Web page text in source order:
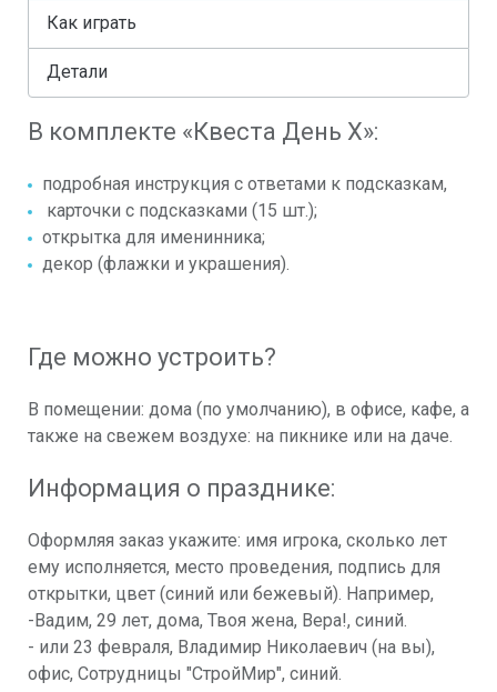
Как играть
Детали
В комплекте «Квеста День Х»:
подробная инструкция с ответами к подсказкам,
карточки с подсказками (15 шт.);
открытка для именинника;
декор (флажки и украшения).
Где можно устроить?
В помещении: дома (по умолчанию), в офисе, кафе, а
также на свежем воздухе: на пикнике или на даче.
Информация о празднике:
Оформляя заказ укажите: имя игрока, сколько лет
ему исполняется, место проведения, подпись для
открытки, цвет (синий или бежевый). Например,
-Вадим, 29 лет, дома, Твоя жена, Вера!, синий.
- или 23 февраля, Владимир Николаевич (на вы),
офис, Сотрудницы "СтройМир", синий.